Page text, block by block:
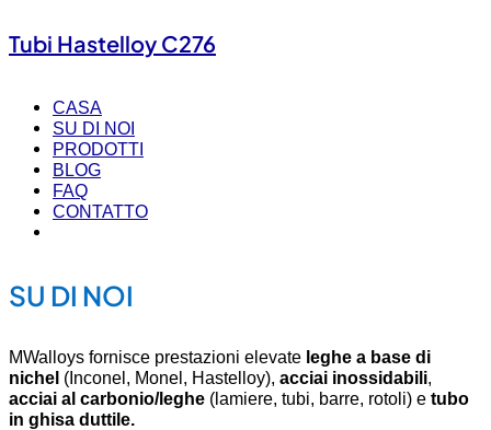
Tubi Hastelloy C276
CASA
SU DI NOI
PRODOTTI
BLOG
FAQ
CONTATTO
SU DI NOI
MWalloys fornisce prestazioni elevate leghe a base di
nichel (Inconel, Monel, Hastelloy), acciai inossidabili
acciai al carbonio/leghe (lamiere, tubi, barre, rotoli) e tubo
in ghisa duttile.